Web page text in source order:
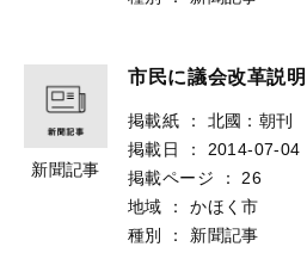
新聞記事
市民に議会改革説明
掲載紙 ：
北國：朝刊
掲載日
：
2014-07-04
掲載ページ
：
26
地域
：
かほく市
種別
： 新聞記事